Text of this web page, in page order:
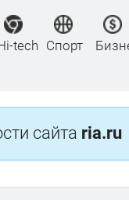
Спорт Бизнес Радио
сайта ria.ru